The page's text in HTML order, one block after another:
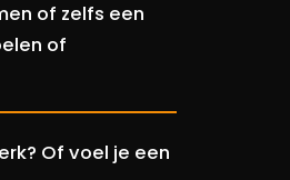
of zelfs een
of
Of voel je een